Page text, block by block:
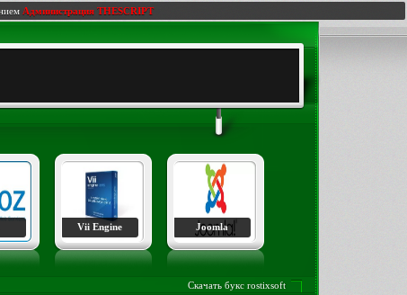
Администрация THESCRIPT
Vii Engine Joomla
Скачать букс rostixsoft